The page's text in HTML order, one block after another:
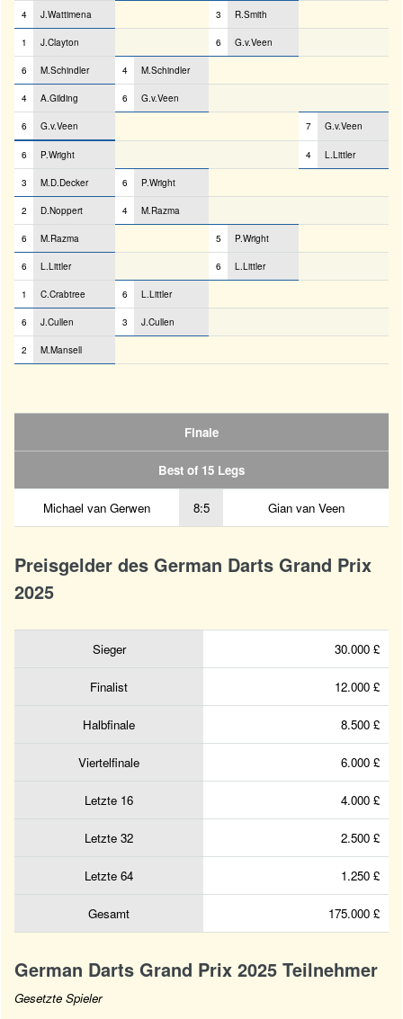
4 J.Wattimena 3 R.Smith
1 J.Clayton 6 G.v.Veen
6 M.Schindler 4 M.Schindler
4 A.Gilding 6 G.v.Veen
6 G.v.Veen 7 G.v.Veen
6 P.Wright 4 L.Littler
3 M.D.Decker 6 P.Wright
2 D.Noppert 4 M.Razma
6 M.Razma 5 P.Wright
6 L.Littler 6 L.Littler
1 C.Crabtree 6 L.Littler
6 J.Cullen 3 J.Cullen
2 M.Mansell
Finale
Best of 15 Legs
Michael van Gerwen 8:5 Gian van Veen
Preisgelder des German Darts Grand Prix
2025
Sieger 30.000 £
Finalist 12.000 £
Halbfinale 8.500 £
Viertelfinale 6.000 £
Letzte 16 4.000 £
Letzte 32 2.500 £
Letzte 64 1.250 £
Gesamt 175.000 £
German Darts Grand Prix 2025 Teilnehmer
Gesetzte Spieler